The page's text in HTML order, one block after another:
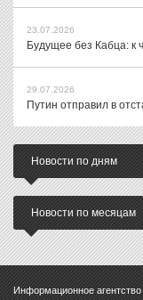
23.07.2026
Будущее без Кабца: к
29.07.2026
Путин отправил в
Новости по дням
Новости по месяцам
Информационное